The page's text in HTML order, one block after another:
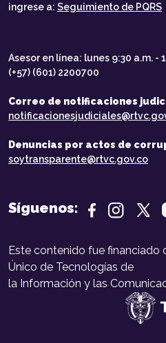
ingrese a: Seguimiento de PQRS
Asesor en línea: lunes 9:30 a.m. -
(+57) (601) 2200700
Correo de notificaciones
Denuncias por actos de
soytransparente@rtvc.gov.co
Síguenos:
Este contenido fue financiado
Único de Tecnologías de
la Información y las